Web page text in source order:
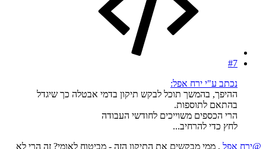
#7
נכתב ע"י ירח אפל:
ההיפך, בהמשך תוכל לבקש תיקון בדמי אבטלה כך שיגדל
בהתאם לתוספות.
הרי הכספים משוייכים לחודשי העבודה
לחץ כדי להרחיב...
@ירח אפל , ממי מבקשים את התיקון הזה - מביטוח לאומי? זה הרי לא